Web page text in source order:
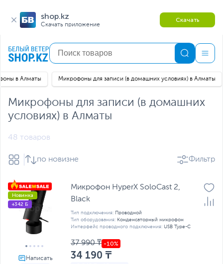
shop.kz
Скачать приложение
Скачать
в Алматы Микрофоны для записи (в домашних условиях) в Алматы
Микрофоны для записи (в домашних
условиях) в Алматы
48 товаров
по новизне Фильтр
Новинка
+342 Б
Микрофон HyperX SoloCast 2,
Black
Тип подключения: Проводной
Тип оборудования: Конденсаторный микрофон
Интерфейс проводного подключения: USB Type-C
37 990 ₸
34 190 ₸